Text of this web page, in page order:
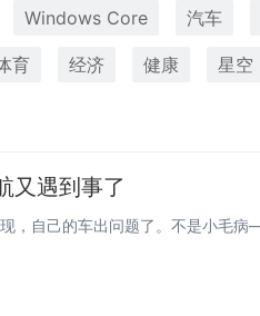
Windows Core 汽车
育 经济 健康 星空
又遇到事了